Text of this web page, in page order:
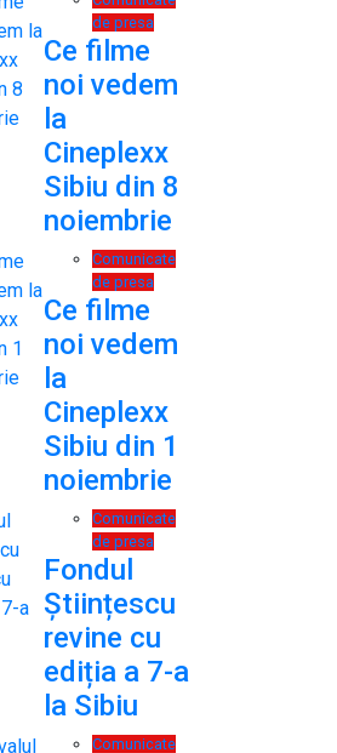
de presa
Ce filme
noi vedem
la
Cineplexx
Sibiu din 8
noiembrie
Comunicate
de presa
Ce filme
noi vedem
la
Cineplexx
Sibiu din 1
noiembrie
Comunicate
de presa
Fondul
Științescu
revine cu
ediția a 7-a
la Sibiu
Comunicate